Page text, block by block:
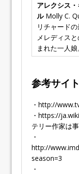
アレクシス
ル Molly C.
リチャード
メレディス
まれた一人娘
参考サイト
・http://
・https://
テリー作家は
・
http://
season=3
・